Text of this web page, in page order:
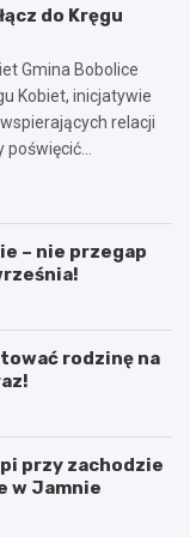
do Kręgu
Gmina Bobolice
Kobiet, inicjatywie
relacji
– nie przegap
rodzinę na
przy zachodzie
w Jamnie